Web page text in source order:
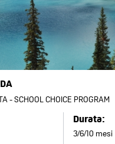
- SCHOOL CHOICE PROGRAM
Durata:
3/6/10 mesi